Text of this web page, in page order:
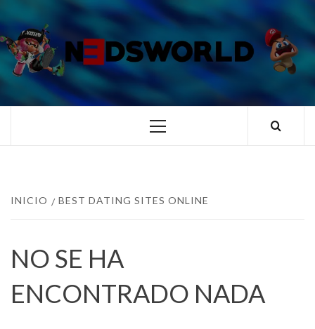
al
contenido
TUS ESPECIALISTAS EN NINTENDO
Menú
INICIO BEST DATING SITES ONLINE
NO SE HA
ENCONTRADO NADA